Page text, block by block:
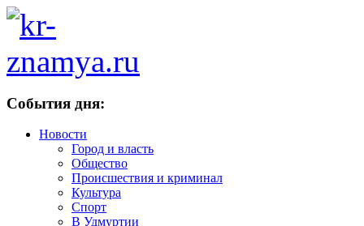
События дня:
Новости
Город и власть
Общество
Происшествия и криминал
Культура
Спорт
В Удмуртии